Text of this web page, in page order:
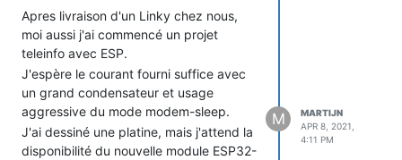
Apres livraison d'un Linky chez nous,
moi aussi j'ai commencé un projet
teleinfo avec ESP.
J'espère le courant fourni suffice avec
un grand condensateur et usage
aggressive du mode modem-sleep.
J'ai dessiné une platine, mais j'attend la
disponibilité du nouvelle module ESP32-
M
MARTIJN
APR 8, 2021,
4:11 PM